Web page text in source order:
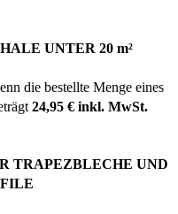
UNTER 20 m²
die bestellte Menge eines
24,95 € inkl. MwSt.
TRAPEZBLECHE UND